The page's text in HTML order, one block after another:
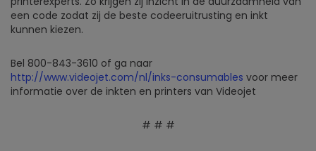
een code zodat zij de beste codeeruitrusting en inkt
kunnen kiezen.
Bel 800-843-3610 of ga naar
http://www.videojet.com/nl/inks-consumables voor meer
informatie over de inkten en printers van Videojet
# # #